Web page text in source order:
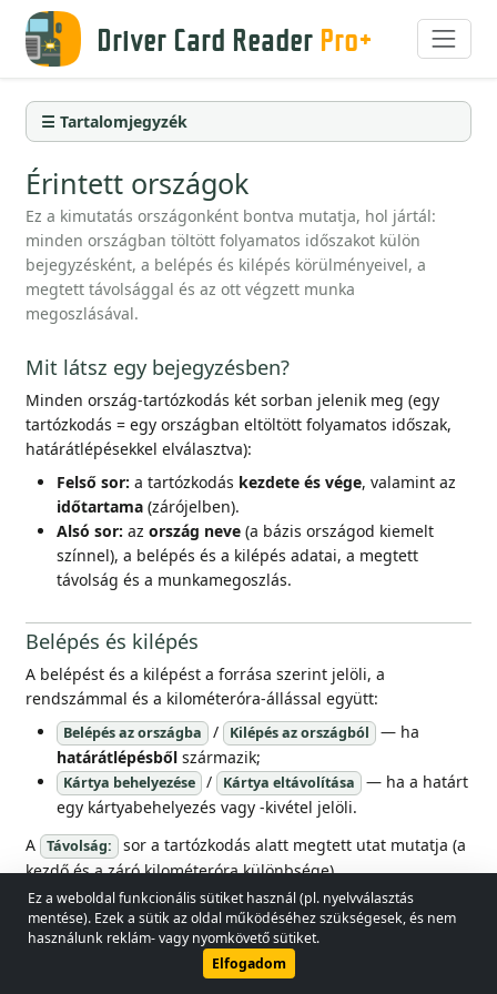
Driver Card Reader Pro+
☰ Tartalomjegyzék
Érintett országok
Ez a kimutatás országonként bontva mutatja, hol jártál:
minden országban töltött folyamatos időszakot külön
bejegyzésként, a belépés és kilépés körülményeivel, a
megtett távolsággal és az ott végzett munka
megoszlásával.
Mit látsz egy bejegyzésben?
Minden ország-tartózkodás két sorban jelenik meg (egy
tartózkodás = egy országban eltöltött folyamatos időszak,
határátlépésekkel elválasztva):
Felső sor: a tartózkodás kezdete és vége, valamint az
időtartama (zárójelben).
Alsó sor: azország neve (a bázis országod kiemelt
színnel), a belépés és a kilépés adatai, a megtett
távolság és a munkamegoszlás.
Belépés és kilépés
A belépést és a kilépést a forrása szerint jelöli, a
rendszámmal és a kilométeróra-állással együtt:
Belépés az országba / Kilépés az országból
— ha
határátlépésből származik;
Kártya behelyezése / Kártya eltávolítása
— ha a határt
egy kártyabehelyezés vagy -kivétel jelöli.
A Távolság:
sor a tartózkodás alatt megtett utat mutatja (a
kezdő és a záró kilométeróra különbsége).
Munkamegoszlás az országban
A tartózkodáshoz négy, ikonnal jelzett összeg tartozik — az
© 2026 - Lobol Team• lobolteam@gmail.com
JogszabályokAdatvédelmi irányelvek
Ez a weboldal funkcionális sütiket használ (pl. nyelvválasztás
mentése). Ezek a sütik az oldal működéséhez szükségesek, és nem
használunk reklám- vagy nyomkövető sütiket.
Elfogadom